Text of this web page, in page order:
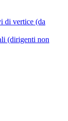
di vertice (da
(dirigenti non